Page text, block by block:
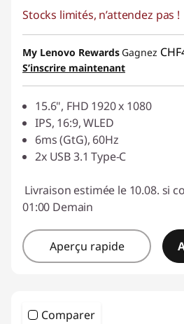
Bons de réduction en ligne :
Code de réduction :SALES
Stocks limités, n’attendez pas !
My Lenovo Rewards Gagnez
S’inscrire maintenant
15.6", FHD 1920 x 1080
IPS, 16:9, WLED
6ms (GtG), 60Hz
2x USB 3.1 Type-C
Livraison estimée le 10.08. si
01:00 Demain
Aperçu rapide
Comparer